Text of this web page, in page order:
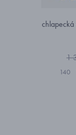
1
140